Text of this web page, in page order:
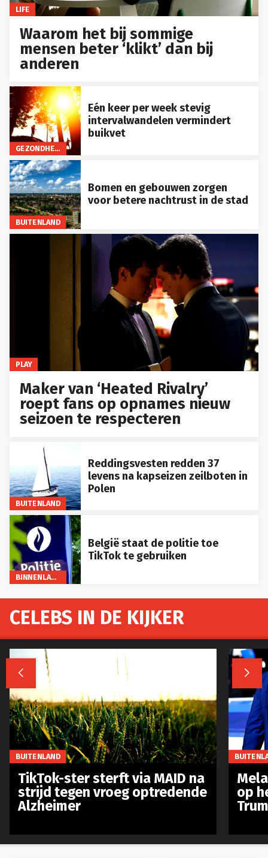
LIFE
Waarom het bij sommige
mensen beter ‘klikt’ dan bij
anderen
GEZONDHEID
Eén keer per week stevig
intervalwandelen vermindert
buikvet
BUITENLAND
Bomen en gebouwen zorgen
voor betere nachtrust in de stad
PLAY
Maker van ‘Heated Rivalry’
roept fans op opnames nieuw
seizoen te respecteren
BUITENLAND
Reddingsvesten redden 37
levens na kapseizen zeilboten in
Polen
BINNENLAND
België staat de politie toe
TikTok te gebruiken
CELEBS IN DE KIJKER
 
BUITENLAND
TikTok-ster sterft via MAID na
strijd tegen vroeg optredende
Alzheimer
op